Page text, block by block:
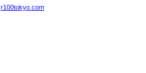
r100tokyo.com